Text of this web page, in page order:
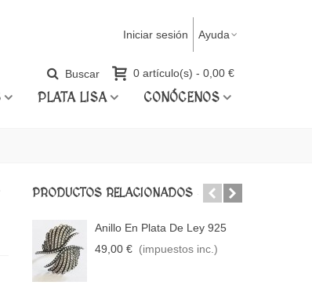
Iniciar sesión Ayuda
Buscar 0 artículo(s) - 0,00 €
PLATA LISA CONÓCENOS
PRODUCTOS RELACIONADOS
Anillo En Plata De Ley 925
49,00 € (impuestos inc.)